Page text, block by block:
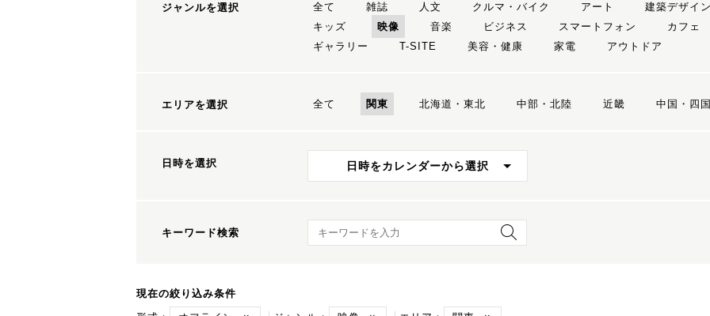
ジャンルを選択 全て 雑誌 人文 クルマ・バイク アート 建築デザイン
キッズ
映像 音楽 ビジネス スマートフォン カフェ
ギャラリー
T-SITE 美容・健康 家電 アウトドア
エリアを選択 全て 関東 北海道・東北 中部・北陸 近畿 中国・四国
日時を選択 日時をカレンダーから選択
キーワード検索 キーワード検索
現在の絞り込み条件